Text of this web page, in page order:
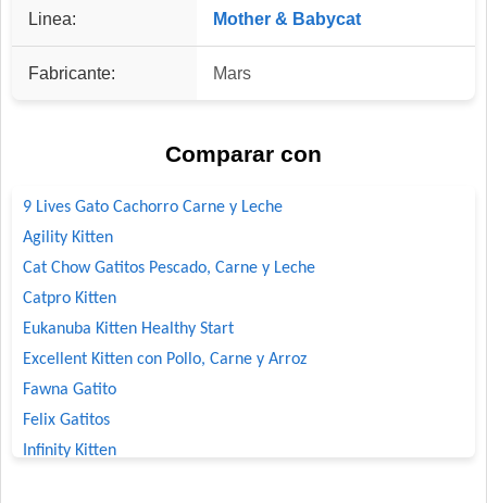
Linea: Mother & Babycat
Fabricante: Mars
Comparar con
9 Lives Gato Cachorro Carne y Leche
Agility Kitten
Cat Chow Gatitos Pescado, Carne y Leche
Catpro Kitten
Eukanuba Kitten Healthy Start
Excellent Kitten con Pollo, Carne y Arroz
Fawna Gatito
Felix Gatitos
Infinity Kitten